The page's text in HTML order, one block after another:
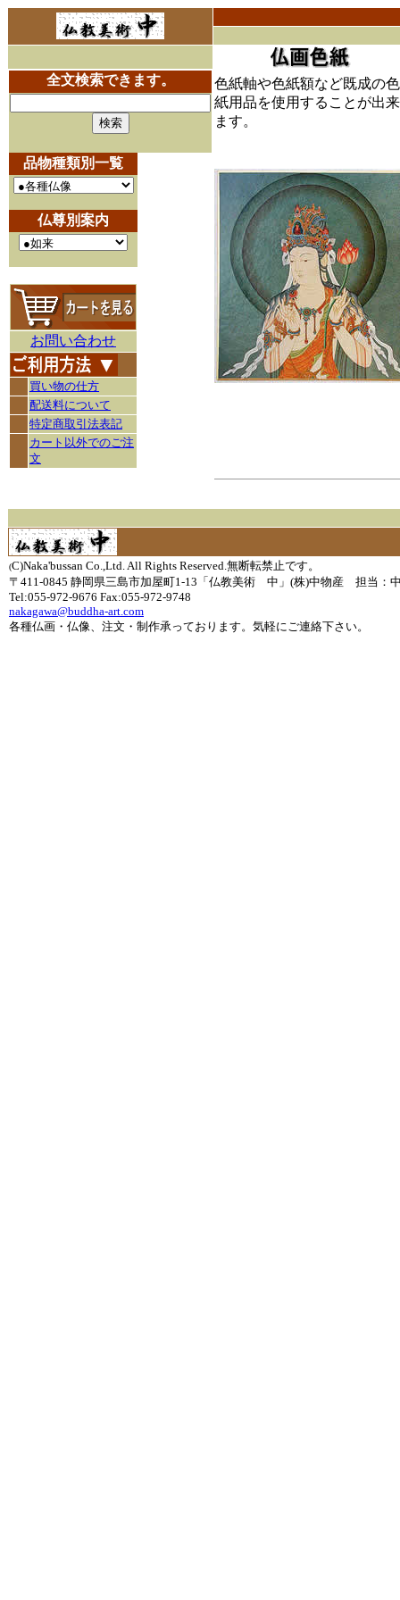
全文検索できます。
品物種類別一覧
仏尊別案内
お問い合わせ
買い物の仕方
配送料について
特定商取引法表記
カート以外でのご注
文
色紙軸や色紙額など既成の色
紙用品を使用することが出来
ます。
(C)Naka'bussan Co.,Ltd. All Rights Reserved.無断転禁止です。
〒411-0845 静岡県三島市加屋町1-13「仏教美術 中」(株)中物産 担当：
Tel:055-972-9676 Fax:055-972-9748
nakagawa@buddha-art.com
各種仏画・仏像、注文・制作承っております。気軽にご連絡下さい。